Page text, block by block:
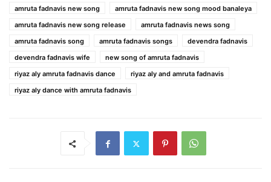
amruta fadnavis new song
amruta fadnavis new song mood banaleya
amruta fadnavis new song release
amruta fadnavis news song
amruta fadnavis song
amruta fadnavis songs
devendra fadnavis
devendra fadnavis wife
new song of amruta fadnavis
riyaz aly amruta fadnavis dance
riyaz aly and amruta fadnavis
riyaz aly dance with amruta fadnavis